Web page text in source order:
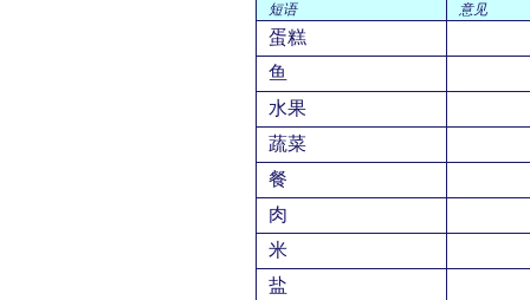
短语 意见
蛋糕
鱼
水果
蔬菜
餐
肉
米
盐